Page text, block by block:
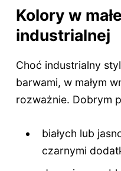
Kolory w
industrialnej
Choć industrialny
barwami, w małym
rozważnie. Dobrym
białych lub
czarnymi